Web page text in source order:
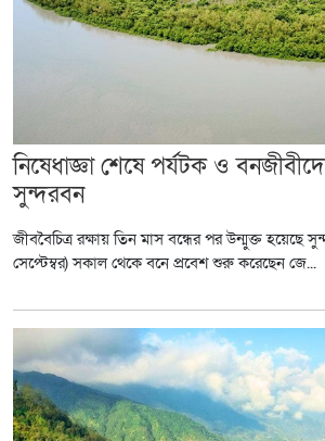
নিষেধাজ্ঞা শেষে পর্যটক ও
সুন্দরবন
জীববৈচিত্র রক্ষায় তিন মাস বন্ধের পর উন্মুক্ত হয়েছে
সেপ্টেম্বর) সকাল থেকে বনে প্রবেশ শুরু করেছেন জে...